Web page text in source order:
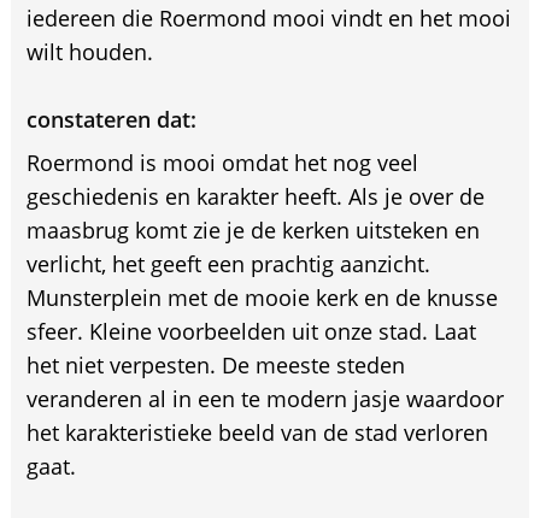
iedereen die Roermond mooi vindt en het mooi
wilt houden.
constateren dat:
Roermond is mooi omdat het nog veel
geschiedenis en karakter heeft. Als je over de
maasbrug komt zie je de kerken uitsteken en
verlicht, het geeft een prachtig aanzicht.
Munsterplein met de mooie kerk en de knusse
sfeer. Kleine voorbeelden uit onze stad. Laat
het niet verpesten. De meeste steden
veranderen al in een te modern jasje waardoor
het karakteristieke beeld van de stad verloren
gaat.